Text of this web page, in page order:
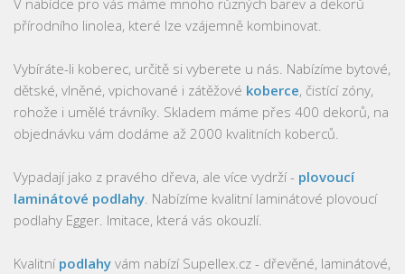
přírodního linolea, které lze vzájemně kombinovat.
Vybíráte-li koberec, určitě si vyberete u nás. Nabízíme bytové,
dětské, vlněné, vpichované i zátěžové koberce, čistící zóny,
rohože i umělé trávníky. Skladem máme přes 400 dekorů, na
objednávku vám dodáme až 2000 kvalitních koberců.
Vypadají jako z pravého dřeva, ale více vydrží - plovoucí
laminátové podlahy . Nabízíme kvalitní laminátové plovoucí
podlahy Egger. Imitace, která vás okouzlí.
Kvalitní podlahy vám nabízí Supellex.cz - dřevěné, laminátové,